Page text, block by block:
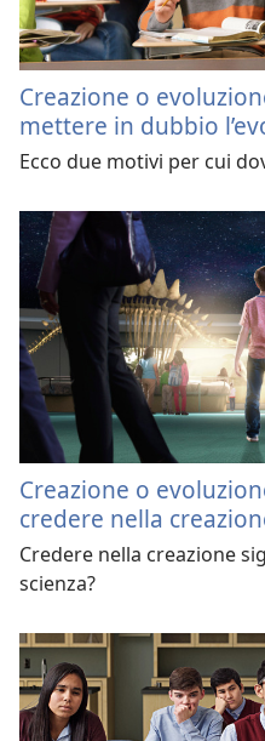
Creazione o
mettere in dubbio
Ecco due motivi per cui
Creazione o
credere nella
Credere nella creazione
scienza?